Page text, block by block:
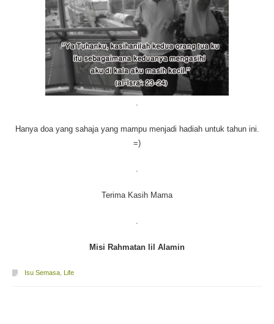
.
Hanya doa yang sahaja yang mampu menjadi hadiah untuk tahun ini.
=)
.
Terima Kasih Mama
.
Misi Rahmatan lil Alamin
Isu Semasa, Life